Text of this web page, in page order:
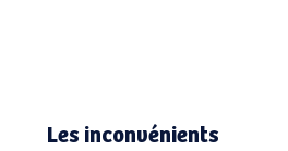
Les inconvénients